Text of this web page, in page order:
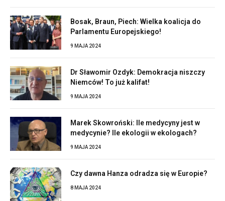
Bosak, Braun, Piech: Wielka koalicja do
Parlamentu Europejskiego!
9 MAJA 2024
Dr Sławomir Ozdyk: Demokracja niszczy
Niemców! To już kalifat!
9 MAJA 2024
Marek Skowroński: Ile medycyny jest w
medycynie? Ile ekologii w ekologach?
9 MAJA 2024
Czy dawna Hanza odradza się w Europie?
8 MAJA 2024